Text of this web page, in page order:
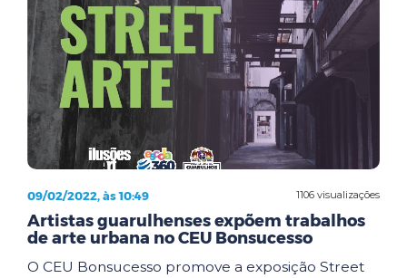
1106 visualizações
09/02/2022, às 10:49
Artistas guarulhenses expõem trabalhos
de arte urbana no CEU Bonsucesso
O CEU Bonsucesso promove a exposição Street